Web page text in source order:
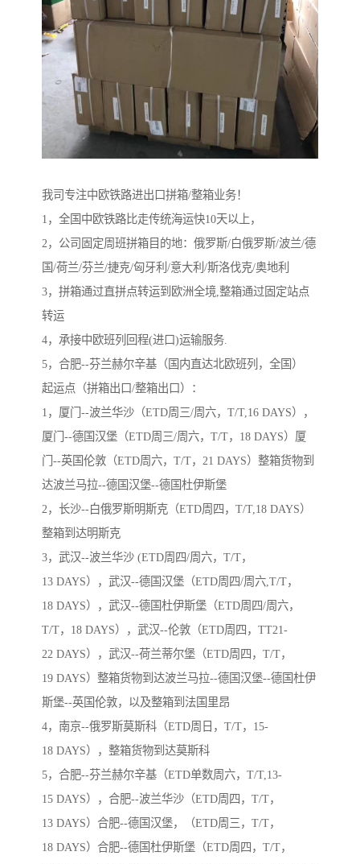
我司专注中欧铁路进出口拼箱/整箱业务！
1，全国中欧铁路比走传统海运快10天以上，
2，公司固定周班拼箱目的地：俄罗斯/白俄罗斯/波兰/德
国/荷兰/芬兰/捷克/匈牙利/意大利/斯洛伐克/奥地利
3，拼箱通过直拼点转运到欧洲全境,整箱通过固定站点
转运
4，承接中欧班列回程(进口)运输服务.
5，合肥--芬兰赫尔辛基（国内直达北欧班列，全国）
起运点（拼箱出口/整箱出口）：
1，厦门--波兰华沙（ETD周三/周六，T/T,16 DAYS），
厦门--德国汉堡（ETD周三/周六，T/T，18 DAYS）厦
门--英国伦敦（ETD周六，T/T，21 DAYS）整箱货物到
达波兰马拉--德国汉堡--德国杜伊斯堡
2，长沙--白俄罗斯明斯克（ETD周四，T/T,18 DAYS）
整箱到达明斯克
3，武汉--波兰华沙 (ETD周四/周六，T/T，
13 DAYS），武汉--德国汉堡（ETD周四/周六,T/T，
18 DAYS），武汉--德国杜伊斯堡（ETD周四/周六，
T/T，18 DAYS），武汉--伦敦（ETD周四，TT21-
22 DAYS），武汉--荷兰蒂尔堡（ETD周四，T/T，
19 DAYS）整箱货物到达波兰马拉--德国汉堡--德国杜伊
斯堡--英国伦敦，以及整箱到法国里昂
4，南京--俄罗斯莫斯科（ETD周日，T/T，15-
18 DAYS），整箱货物到达莫斯科
5，合肥--芬兰赫尔辛基（ETD单数周六，T/T,13-
15 DAYS），合肥--波兰华沙（ETD周四，T/T，
13 DAYS）合肥--德国汉堡，（ETD周三，T/T，
18 DAYS）合肥--德国杜伊斯堡（ETD周四，T/T，